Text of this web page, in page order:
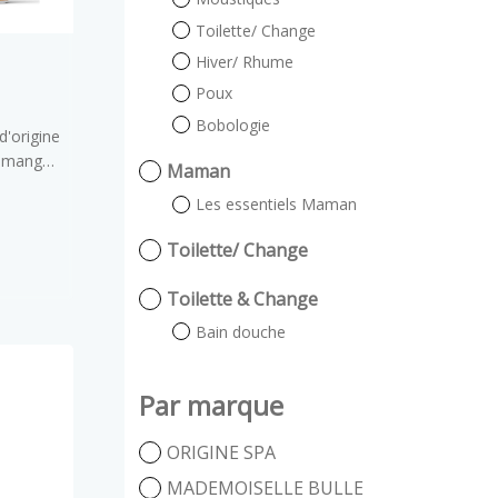
beurre
corps,
Toilette/ Change
Hiver/ Rhume
Poux
Bobologie
Maman
Les essentiels Maman
Toilette/ Change
Toilette & Change
Bain douche
Par marque
ORIGINE SPA
MADEMOISELLE BULLE